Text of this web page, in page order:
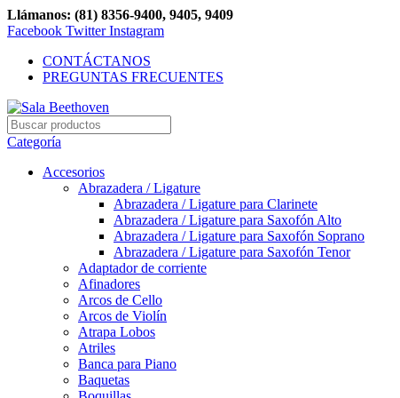
Llámanos: (81) 8356-9400, 9405, 9409
Facebook Twitter Instagram
CONTÁCTANOS
PREGUNTAS FRECUENTES
Categoría
Accesorios
Abrazadera / Ligature
Abrazadera / Ligature para Clarinete
Abrazadera / Ligature para Saxofón Alto
Abrazadera / Ligature para Saxofón Soprano
Abrazadera / Ligature para Saxofón Tenor
Adaptador de corriente
Afinadores
Arcos de Cello
Arcos de Violín
Atrapa Lobos
Atriles
Banca para Piano
Baquetas